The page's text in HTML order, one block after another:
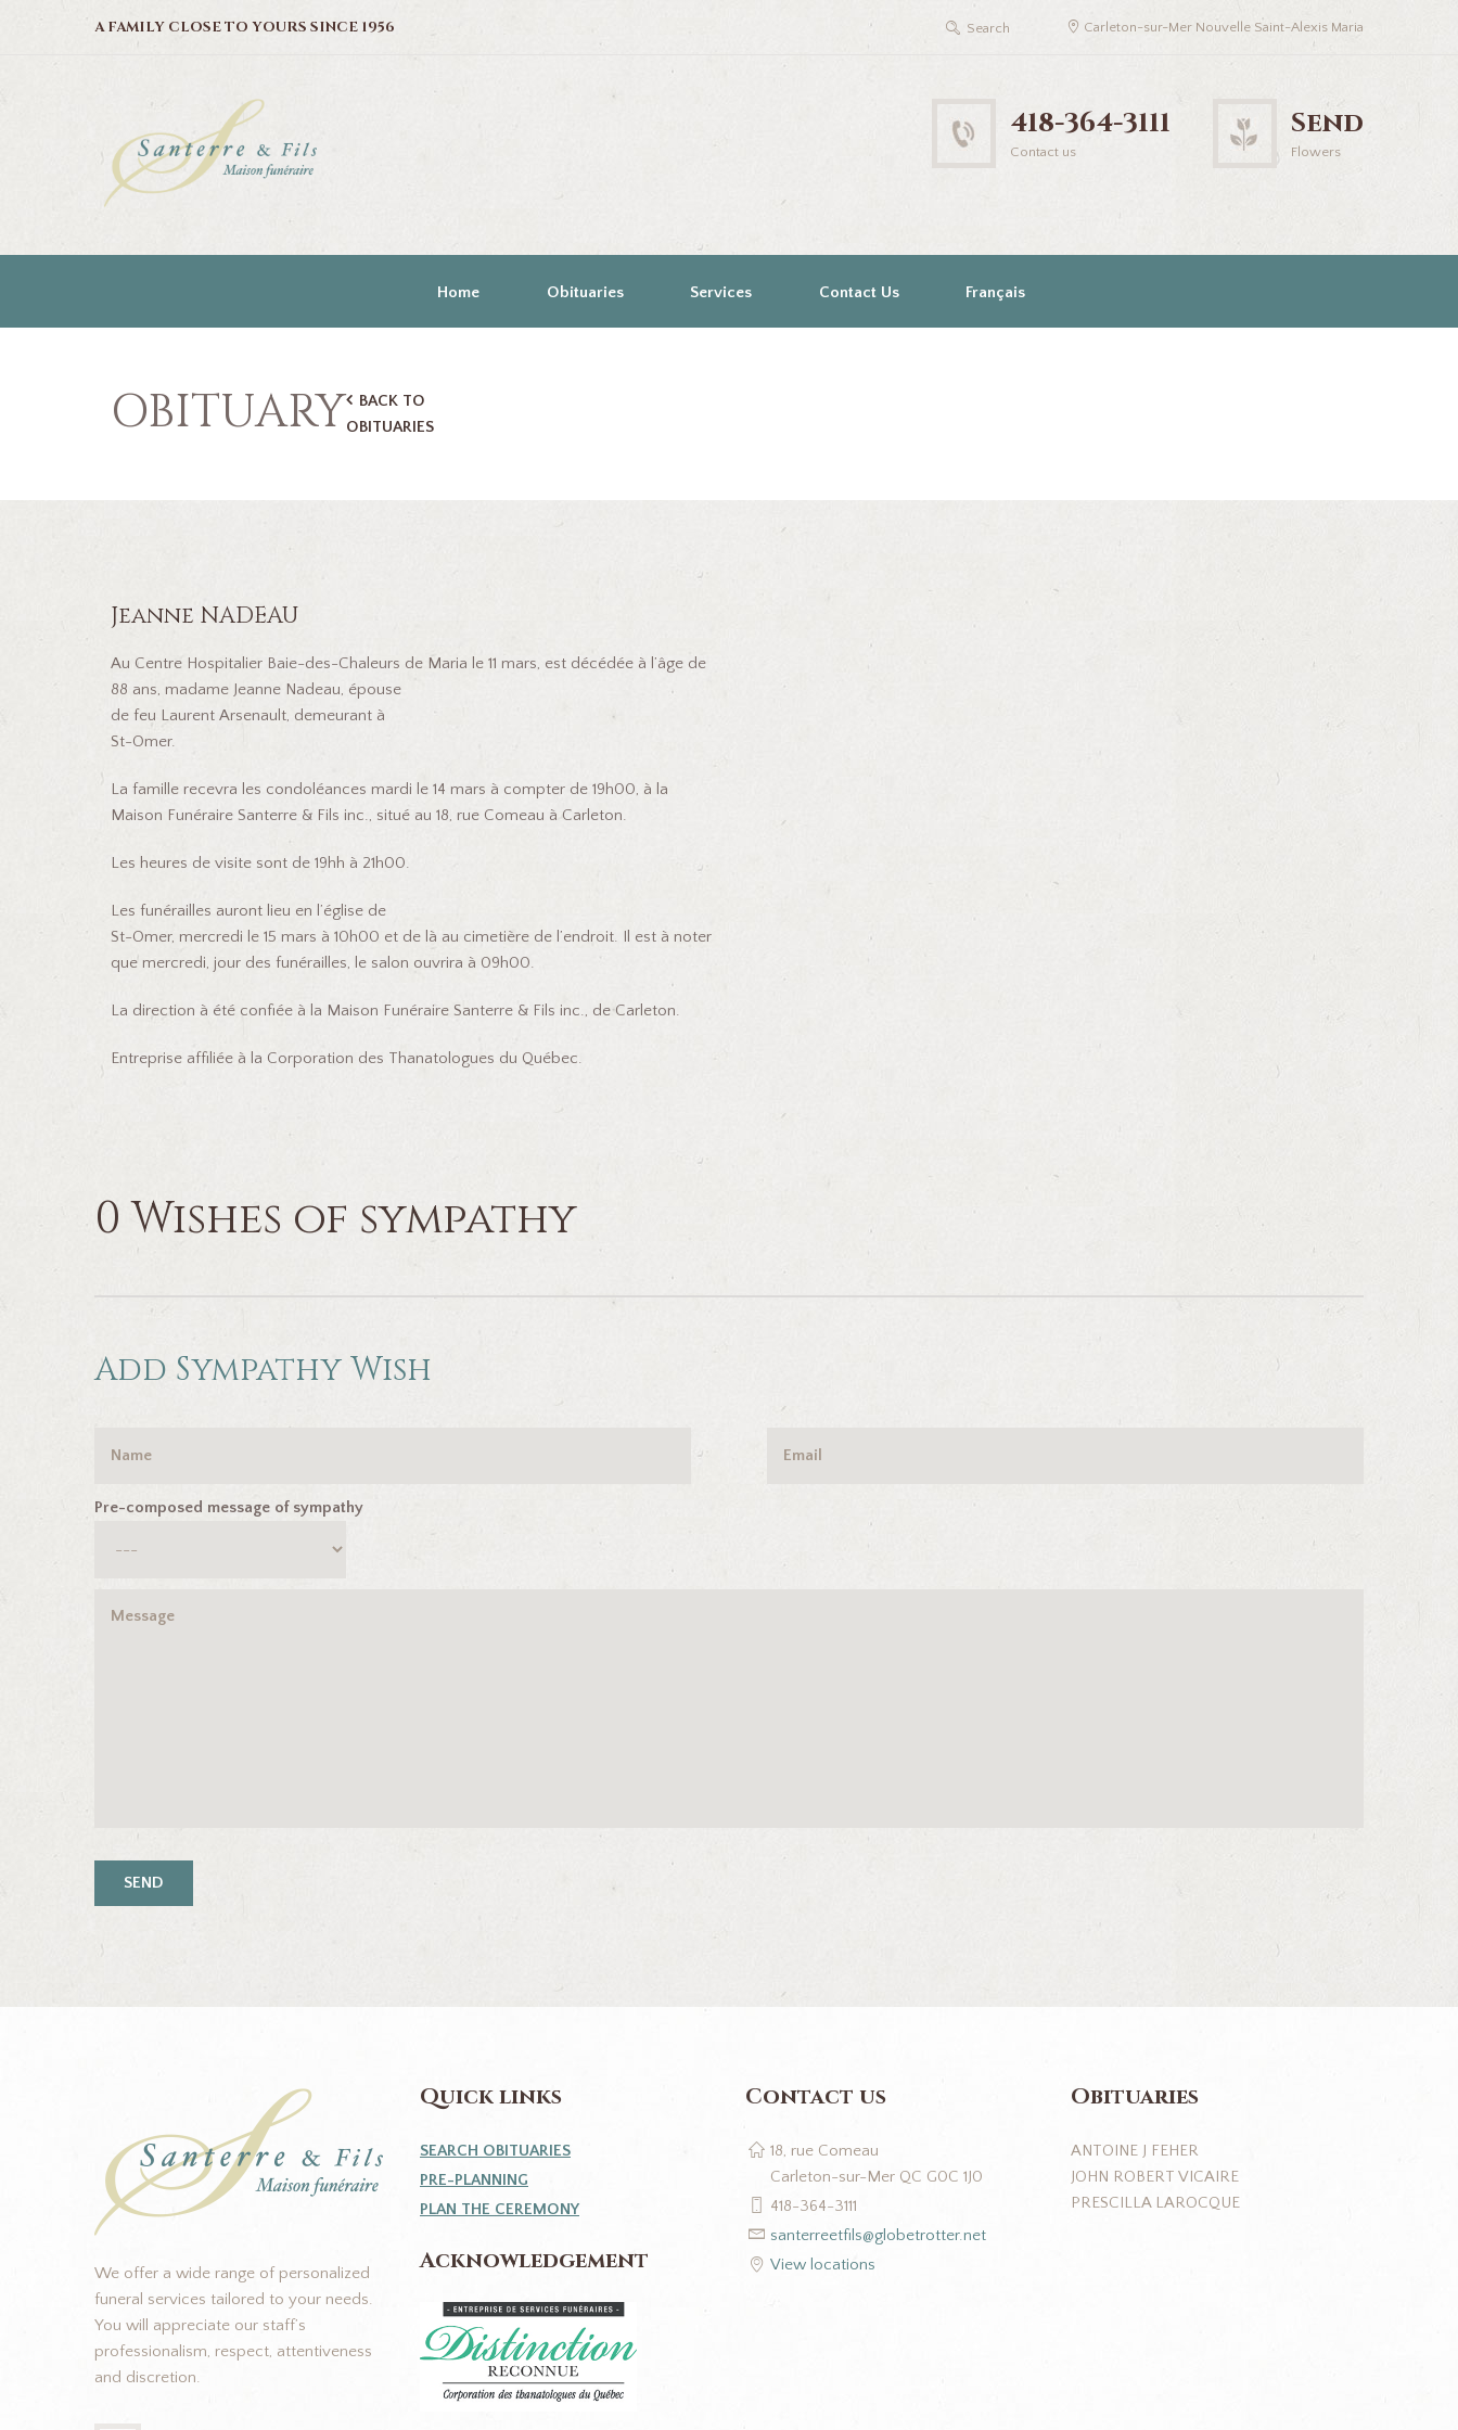
A FAMILY CLOSE TO YOURS SINCE 1956 Carleton-sur-Mer Nouvelle Saint-Alexis Maria
418-364-3111
Contact us
Send
Flowers
Home Obituaries Services Contact Us Français
OBITUARY
BACK TO
OBITUARIES
Jeanne NADEAU
Au Centre Hospitalier Baie-des-Chaleurs de Maria le 11 mars, est décédée à l’âge de
88 ans, madame Jeanne Nadeau, épouse
de feu Laurent Arsenault, demeurant à
St-Omer.
La famille recevra les condoléances mardi le 14 mars à compter de 19h00, à la
Maison Funéraire Santerre & Fils inc., situé au 18, rue Comeau à Carleton.
Les heures de visite sont de 19hh à 21h00.
Les funérailles auront lieu en l’église de
St-Omer, mercredi le 15 mars à 10h00 et de là au cimetière de l’endroit. Il est à noter
que mercredi, jour des funérailles, le salon ouvrira à 09h00.
La direction à été confiée à la Maison Funéraire Santerre & Fils inc., de Carleton.
Entreprise affiliée à la Corporation des Thanatologues du Québec.
0 Wishes of sympathy
Add Sympathy Wish
Pre-composed message of sympathy
We offer a wide range of personalized
funeral services tailored to your needs.
You will appreciate our staff’s
professionalism, respect, attentiveness
and discretion.
Quick links
SEARCH OBITUARIES
PRE-PLANNING
PLAN THE CEREMONY
Acknowledgement
Contact us
18, rue Comeau
Carleton-sur-Mer QC G0C 1J0
418-364-3111
santerreetfils@globetrotter.net
View locations
Obituaries
ANTOINE J FEHER
JOHN ROBERT VICAIRE
PRESCILLA LAROCQUE